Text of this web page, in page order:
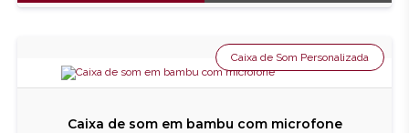
Caixa de som em bambu com microfone
Caixa de Som Personalizada